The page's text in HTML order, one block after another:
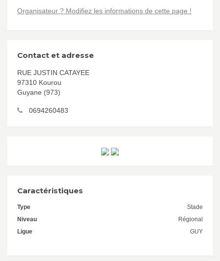
Organisateur ? Modifiez les informations de cette page !
Contact et adresse
RUE JUSTIN CATAYEE
97310 Kourou
Guyane (973)
0694260483
Caractéristiques
Type
Stade
Niveau
Régional
Ligue
GUY